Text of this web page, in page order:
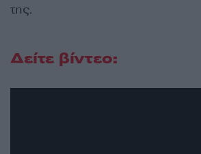
της.
Δείτε βίντεο: